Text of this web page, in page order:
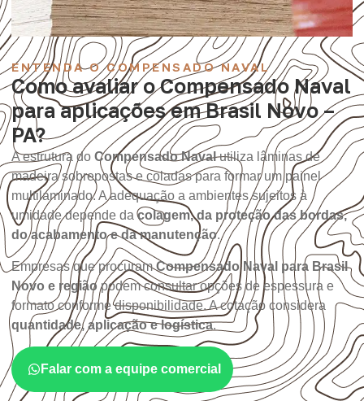
ENTENDA O COMPENSADO NAVAL
Como avaliar o Compensado Naval
para aplicações em Brasil Novo –
PA?
A estrutura do Compensado Navalutiliza lâminas de
madeira sobrepostas e coladas para formar um painel
multilaminado. A adequação a ambientes sujeitos à
umidade depende dacolagem, da proteção das bordas,
do acabamento e da manutenção.
Empresas que procuramCompensado Naval para Brasil
Novo e regiãopodem consultar opções de espessura e
formato conforme disponibilidade. A cotação considera
quantidade, aplicação e logística.
Falar com a equipe comercial